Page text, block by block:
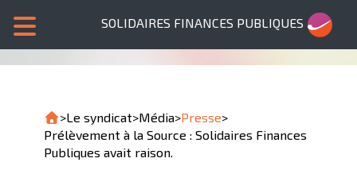
SOLIDAIRES FINANCES PUBLIQUES
>Le syndicat>Média>Presse>
Prélèvement à la Source : Solidaires Finances
Publiques avait raison.